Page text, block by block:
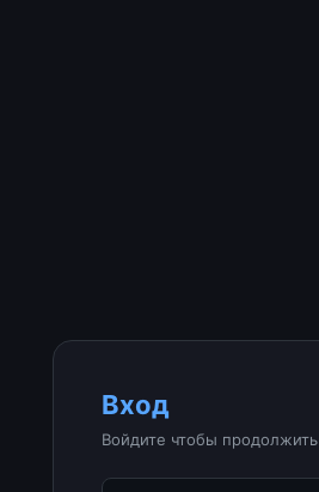
Вход
Войдите чтобы продолжить